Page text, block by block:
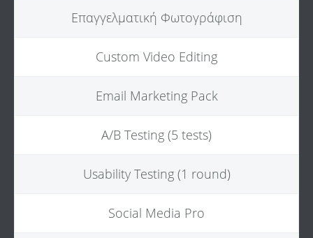
Επαγγελματική Φωτογράφιση
Custom Video Editing
Email Marketing Pack
A/B Testing (5 tests)
Usability Testing (1 round)
Social Media Pro